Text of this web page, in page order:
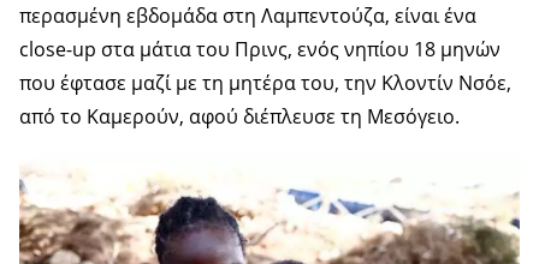
περασμένη εβδομάδα στη Λαμπεντούζα, είναι ένα
close-up στα μάτια του Πρινς, ενός νηπίου 18 μηνών
που έφτασε μαζί με τη μητέρα του, την Κλοντίν Νσόε,
από το Καμερούν, αφού διέπλευσε τη Μεσόγειο.